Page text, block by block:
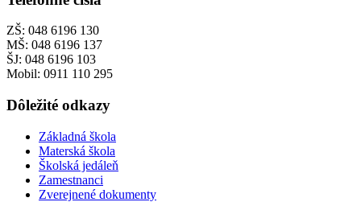
ZŠ: 048 6196 130
MŠ: 048 6196 137
ŠJ: 048 6196 103
Mobil: 0911 110 295
Dôležité odkazy
Základná škola
Materská škola
Školská jedáleň
Zamestnanci
Zverejnené dokumenty